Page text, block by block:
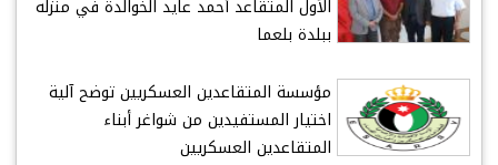
الأول المتقاعد أحمد عايد الخوالدة في منزله
ببلدة بلعما
مؤسسة المتقاعدين العسكريين توضح آلية
اختيار المستفيدين من شواغر أبناء
المتقاعدين العسكريين